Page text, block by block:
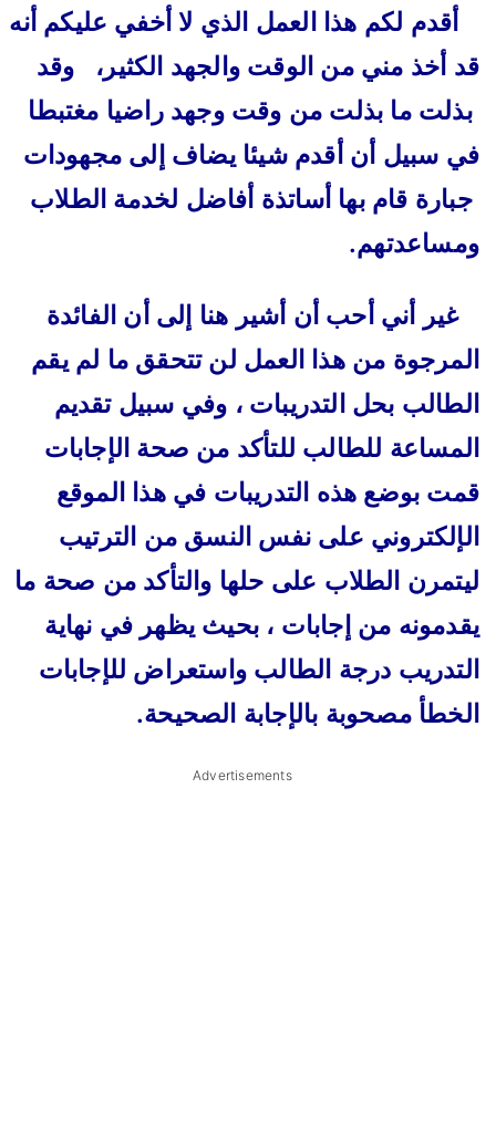
أقدم لكم هذا العمل الذي لا أخفي عليكم أنه
قد أخذ مني من الوقت والجهد الكثير، وقد
بذلت ما بذلت من وقت وجهد راضيا مغتبطا
في سبيل أن أقدم شيئا يضاف إلى مجهودات
جبارة قام بها أساتذة أفاضل لخدمة الطلاب
ومساعدتهم.
غير أني أحب أن أشير هنا إلى أن الفائدة
المرجوة من هذا العمل لن تتحقق ما لم يقم
الطالب بحل التدريبات ، وفي سبيل تقديم
المساعة للطالب للتأكد من صحة الإجابات
قمت بوضع هذه التدريبات في هذا الموقع
الإلكتروني على نفس النسق من الترتيب
ليتمرن الطلاب على حلها والتأكد من صحة ما
يقدمونه من إجابات ، بحيث يظهر في نهاية
التدريب درجة الطالب واستعراض للإجابات
الخطأ مصحوبة بالإجابة الصحيحة.
Advertisements